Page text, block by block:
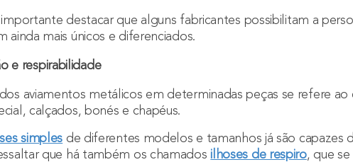
destacar que alguns fabricantes possibilitam a
ainda mais únicos e diferenciados.
e respirabilidade
aviamentos metálicos em determinadas peças se refere
calçados, bonés e chapéus.
simples de diferentes modelos e tamanhos já são capazes
que há também os chamadosilhoses de respiro, que